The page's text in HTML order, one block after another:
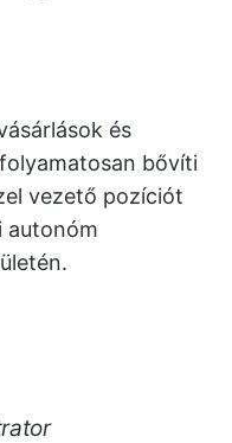
és
bővíti
vezető pozíciót
autonóm